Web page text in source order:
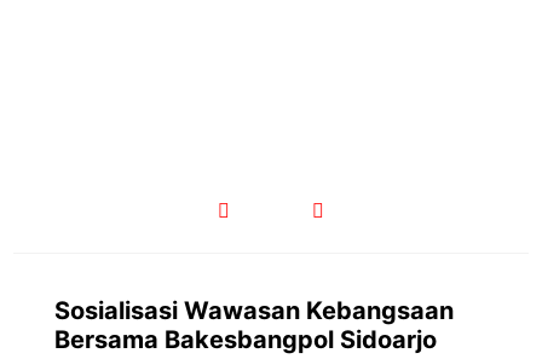
Sosialisasi Wawasan Kebangsaan
Bersama Bakesbangpol Sidoarjo